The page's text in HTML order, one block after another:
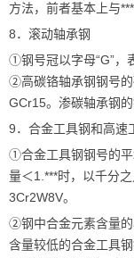
方法，前者基本上与
8．滚动轴承钢
①钢号冠以字母“G”，
②高碳铬轴承钢钢号
GCr15。渗碳轴承钢
9．合金工具钢和高速
①合金工具钢钢号的
量＜1.***时，以千分
3Cr2W8V。
②钢中合金元素含量
含量较低的合金工具